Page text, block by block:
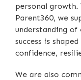
personal growth.
Parent360, we
understanding of
success is
confidence,
We are also